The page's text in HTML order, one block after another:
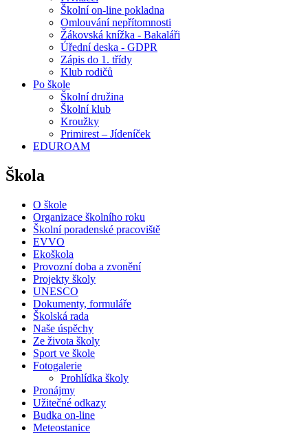
Školní on-line pokladna
Omlouvání nepřítomnosti
Žákovská knížka - Bakaláři
Úřední deska - GDPR
Zápis do 1. třídy
Klub rodičů
Po škole
Školní družina
Školní klub
Kroužky
Primirest – Jídeníček
EDUROAM
Škola
O škole
Organizace školního roku
Školní poradenské pracoviště
EVVO
Ekoškola
Provozní doba a zvonění
Projekty školy
UNESCO
Dokumenty, formuláře
Školská rada
Naše úspěchy
Ze života školy
Sport ve škole
Fotogalerie
Prohlídka školy
Pronájmy
Užitečné odkazy
Budka on-line
Meteostanice